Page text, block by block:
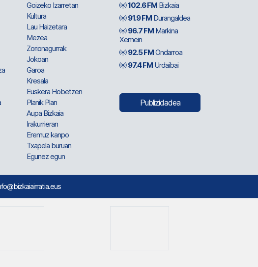
Goizeko Izarretan
Kultura
Lau Haizetara
Mezea
Zorionagurrak
Jokoan
Garoa
Kresala
Euskera Hobetzen
Planik Plan
Aupa Bizkaia
Irakurrieran
Eremuz kanpo
Txapela buruan
Egunez egun
102.6 FM Bizkaia
91.9 FM Durangaldea
96.7 FM Markina
Xemein
92.5 FMOndarroa
97.4 FM Urdaibai
Publizidadea